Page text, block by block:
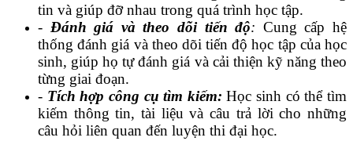
tin và giúp đỡ nhau trong quá trình học tập.
- Đánh giá và theo dõi tiến độ: Cung cấp hệ
thống đánh giá và theo dõi tiến độ học tập của học
sinh, giúp họ tự đánh giá và cải thiện kỹ năng theo
từng giai đoạn.
- Tích hợp công cụ tìm kiếm: Học sinh có thể tìm
kiếm thông tin, tài liệu và câu trả lời cho những
câu hỏi liên quan đến luyện thi đại học.